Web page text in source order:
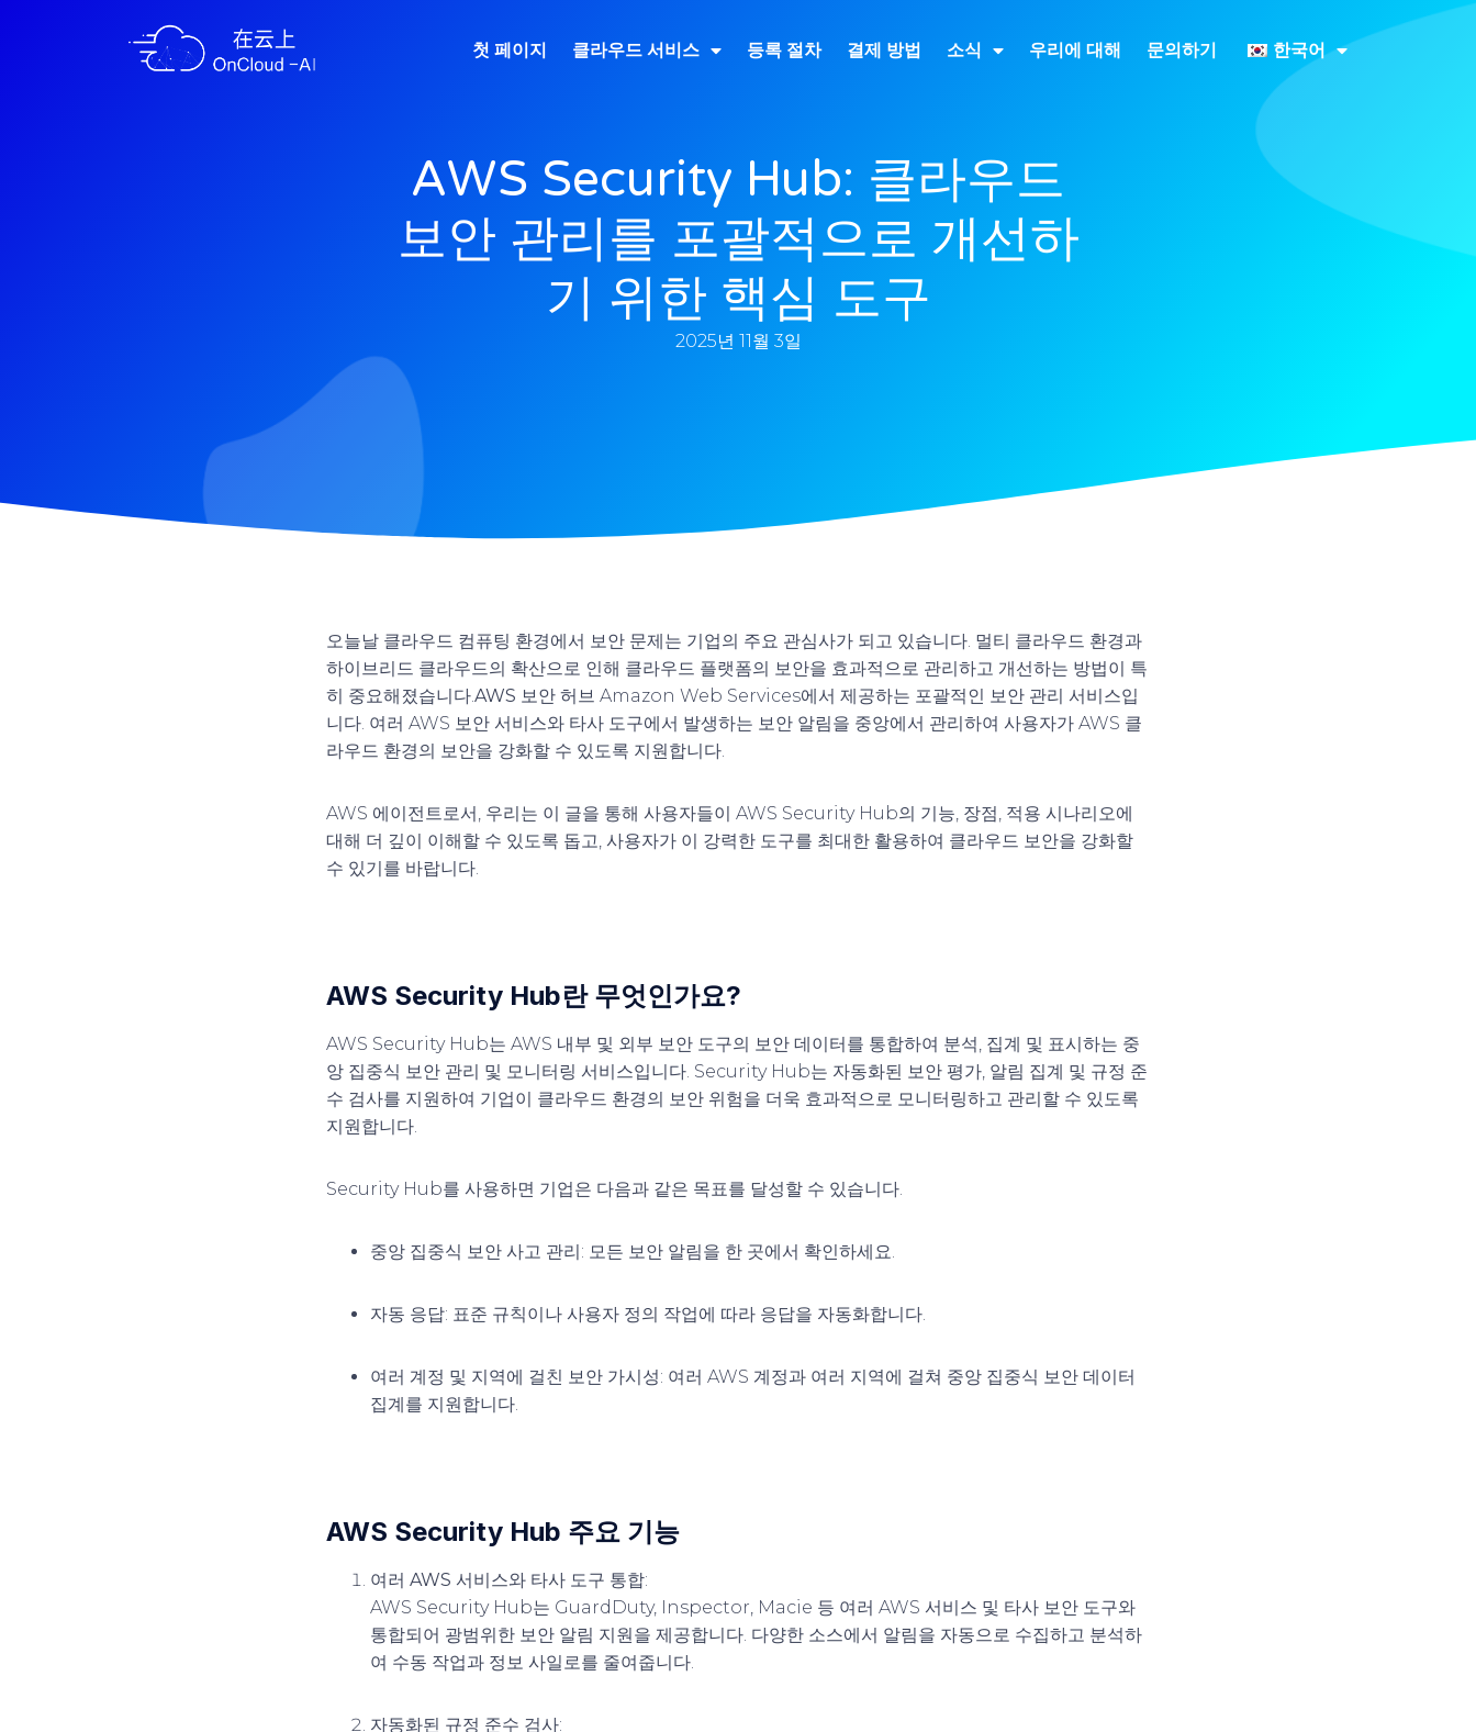
첫 페이지 클라우드 서비스 등록 절차 결제 방법 소식 우리에 대해 문의하기 한국어
AWS Security Hub: 클라우드
보안 관리를 포괄적으로 개선하
기 위한 핵심 도구
2025년 11월 3일
오늘날 클라우드 컴퓨팅 환경에서 보안 문제는 기업의 주요 관심사가 되고 있습니다. 멀티 클라우드 환경과
하이브리드 클라우드의 확산으로 인해 클라우드 플랫폼의 보안을 효과적으로 관리하고 개선하는 방법이 특
히 중요해졌습니다.AWS 보안 허브 Amazon Web Services에서 제공하는 포괄적인 보안 관리 서비스입
니다. 여러 AWS 보안 서비스와 타사 도구에서 발생하는 보안 알림을 중앙에서 관리하여 사용자가 AWS 클
라우드 환경의 보안을 강화할 수 있도록 지원합니다.
AWS 에이전트로서, 우리는 이 글을 통해 사용자들이 AWS Security Hub의 기능, 장점, 적용 시나리오에
대해 더 깊이 이해할 수 있도록 돕고, 사용자가 이 강력한 도구를 최대한 활용하여 클라우드 보안을 강화할
수 있기를 바랍니다.
AWS Security Hub란 무엇인가요?
AWS Security Hub는 AWS 내부 및 외부 보안 도구의 보안 데이터를 통합하여 분석, 집계 및 표시하는 중
앙 집중식 보안 관리 및 모니터링 서비스입니다. Security Hub는 자동화된 보안 평가, 알림 집계 및 규정 준
수 검사를 지원하여 기업이 클라우드 환경의 보안 위험을 더욱 효과적으로 모니터링하고 관리할 수 있도록
지원합니다.
Security Hub를 사용하면 기업은 다음과 같은 목표를 달성할 수 있습니다.
중앙 집중식 보안 사고 관리: 모든 보안 알림을 한 곳에서 확인하세요.
자동 응답: 표준 규칙이나 사용자 정의 작업에 따라 응답을 자동화합니다.
여러 계정 및 지역에 걸친 보안 가시성: 여러 AWS 계정과 여러 지역에 걸쳐 중앙 집중식 보안 데이터
집계를 지원합니다.
AWS Security Hub 주요 기능
여러 AWS 서비스와 타사 도구 통합:
AWS Security Hub는 GuardDuty, Inspector, Macie 등 여러 AWS 서비스 및 타사 보안 도구와
통합되어 광범위한 보안 알림 지원을 제공합니다. 다양한 소스에서 알림을 자동으로 수집하고 분석하
여 수동 작업과 정보 사일로를 줄여줍니다.
자동화된 규정 준수 검사: